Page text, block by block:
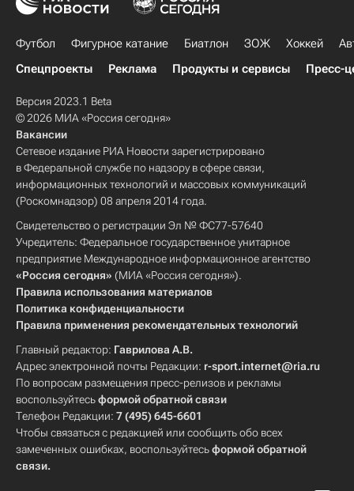
Футбол Фигурное катание Биатлон ЗОЖ Хоккей
Спецпроекты
Реклама Продукты и сервисы Пресс-
Версия 2023.1 Beta
© 2026 МИА «Россия сегодня»
Вакансии
Сетевое издание РИА Новости зарегистрировано
в Федеральной службе по надзору в сфере связи,
информационных технологий и массовых коммуникаций
(Роскомнадзор) 08 апреля 2014 года.
Свидетельство о регистрации Эл № ФС77-57640
Учредитель: Федеральное государственное унитарное
предприятие Международное информационное агентство
«Россия сегодня» (МИА «Россия сегодня»).
Правила использования материалов
Политика конфиденциальности
Правила применения рекомендательных технологий
Главный редактор: Гаврилова А.В.
Адрес электронной почты Редакции: r-sport.internet@ria.ru
По вопросам размещения пресс-релизов и рекламы
воспользуйтесьформой обратной связи
Телефон Редакции: 7 (495) 645-6601
Чтобы связаться с редакцией или сообщить обо всех
замеченных ошибках, воспользуйтесьформой обратной
связи.